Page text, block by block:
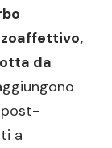
da
post-
a